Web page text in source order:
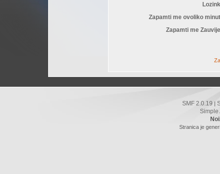
Zapamti me ovoliko
Zapamti me
SMF 2.0.19
Simple
Stranica je